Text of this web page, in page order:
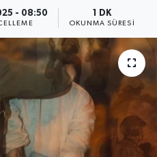
- 08:50 1 DK
OKUNMA SÜRESI